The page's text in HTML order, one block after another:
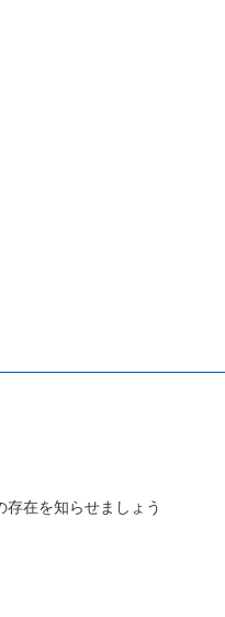
存在を知らせましょう